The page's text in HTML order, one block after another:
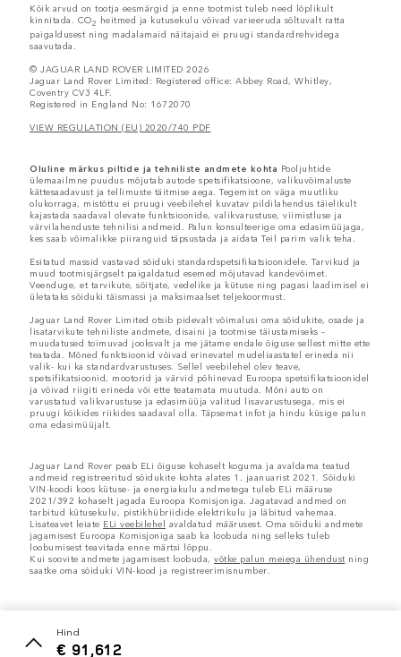
hind
€ 91,612
Kõik arvud on tootja eesmärgid ja enne tootmist tuleb need lõplikult
kinnitada. CO2 heitmed ja kutusekulu võivad varieeruda sõltuvalt ratta
paigaldusest ning madalamaid näitajaid ei pruugi standardrehvidega
saavutada.
© JAGUAR LAND ROVER LIMITED 2026
Jaguar Land Rover Limited: Registered office: Abbey Road, Whitley,
Coventry CV3 4LF.
Registered in England No: 1672070
VIEW REGULATION (EU) 2020/740 PDF
Oluline märkus piltide ja tehniliste andmete kohta Pooljuhtide
ülemaailmne puudus mõjutab autode spetsifikatsioone, valikuvõimaluste
kättesaadavust ja tellimuste täitmise aega. Tegemist on väga muutliku
olukorraga, mistõttu ei pruugi veebilehel kuvatav pildilahendus täielikult
kajastada saadaval olevate funktsioonide, valikvarustuse, viimistluse ja
värvilahenduste tehnilisi andmeid. Palun konsulteerige oma edasimüüjaga,
kes saab võimalikke piiranguid täpsustada ja aidata Teil parim valik teha.
Esitatud massid vastavad sõiduki standardspetsifikatsioonidele. Tarvikud ja
muud tootmisjärgselt paigaldatud esemed mõjutavad kandevõimet.
Veenduge, et tarvikute, sõitjate, vedelike ja kütuse ning pagasi laadimisel ei
ületataks sõiduki täismassi ja maksimaalset teljekoormust.
Jaguar Land Rover Limited otsib pidevalt võimalusi oma sõidukite, osade ja
lisatarvikute tehniliste andmete, disaini ja tootmise täiustamiseks –
muudatused toimuvad jooksvalt ja me jätame endale õiguse sellest mitte ette
teatada. Mõned funktsioonid võivad erinevatel mudeliaastatel erineda nii
valik- kui ka standardvarustuses. Sellel veebilehel olev teave,
spetsifikatsioonid, mootorid ja värvid põhinevad Euroopa spetsifikatsioonidel
ja võivad riigiti erineda või ette teatamata muutuda. Mõni auto on
varustatud valikvarustuse ja edasimüüja valitud lisavarustusega, mis ei
pruugi kõikides riikides saadaval olla. Täpsemat infot ja hindu küsige palun
oma edasimüüjalt.
Jaguar Land Rover peab ELi õiguse kohaselt koguma ja avaldama teatud
andmeid registreeritud sõidukite kohta alates 1. jaanuarist 2021. Sõiduki
VIN-koodi koos kütuse- ja energiakulu andmetega tuleb ELi määruse
2021/392 kohaselt jagada Euroopa Komisjoniga. Jagatavad andmed on
tarbitud kütusekulu, pistikhübriidide elektrikulu ja läbitud vahemaa.
Lisateavet leiate ELi veebilehel avaldatud määrusest. Oma sõiduki andmete
jagamisest Euroopa Komisjoniga saab ka loobuda ning selleks tuleb
loobumisest teavitada enne märtsi lõppu.
Kui soovite andmete jagamisest loobuda, võtke palun meiega ühendust ning
saatke oma sõiduki VIN-kood ja registreerimisnumber.